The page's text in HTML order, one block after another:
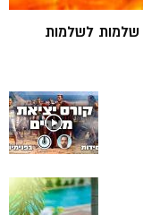
שלמות לשלמות